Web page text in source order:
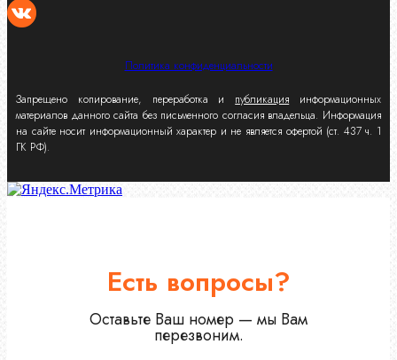
Политика конфиденциальности
Запрещено копирование, переработка и публикация информационных
материалов данного сайта без письменного согласия владельца. Информация
на сайте носит информационный характер и не является офертой (ст. 437 ч. 1
ГК РФ).
Есть вопросы?
Оставьте Ваш номер — мы Вам
перезвоним.